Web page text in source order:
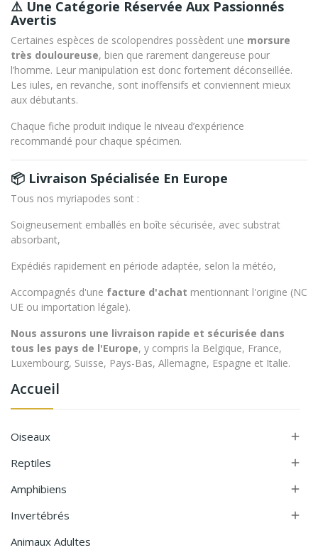
Accueil
Oiseaux 
Reptiles 
Amphibiens 
Invertébrés 
Animaux Adultes
⚠️ Une Catégorie Réservée Aux Passionnés
Avertis
Certaines espèces de scolopendres possèdent une morsure
très douloureuse, bien que rarement dangereuse pour
l’homme. Leur manipulation est donc fortement déconseillée.
Les iules, en revanche, sont inoffensifs et conviennent mieux
aux débutants.
Chaque fiche produit indique le niveau d’expérience
recommandé pour chaque spécimen.
📦 Livraison Spécialisée En Europe
Tous nos myriapodes sont :
Soigneusement emballés en boîte sécurisée, avec substrat
absorbant,
Expédiés rapidement en période adaptée, selon la météo,
Accompagnés d'une facture d'achat mentionnant l'origine (NC
UE ou importation légale).
Nous assurons une livraison rapide et sécurisée dans
tous les pays de l'Europe, y compris la Belgique, France,
Luxembourg, Suisse, Pays-Bas, Allemagne, Espagne et Italie.